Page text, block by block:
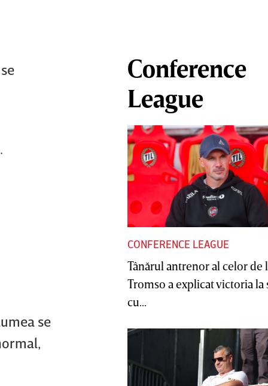
se
Conference
League
CONFERENCE LEAGUE
Tânărul antrenor al celor de
Tromso a explicat victoria la
cu...